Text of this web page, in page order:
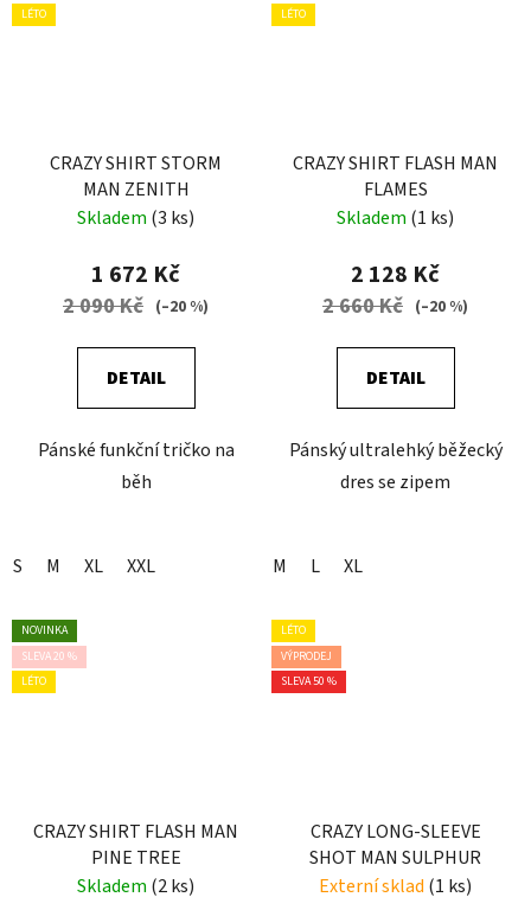
LÉTO
CRAZY SHIRT STORM
MAN ZENITH
Skladem (3 ks)
1 672 Kč
2 090 Kč (–20 %)
DETAIL
Pánské funkční tričko na
běh
S M XL XXL
LÉTO
CRAZY SHIRT FLASH MAN
FLAMES
Skladem (1 ks)
2 128 Kč
2 660 Kč (–20 %)
DETAIL
Pánský ultralehký běžecký
dres se zipem
M L XL
NOVINKA
SLEVA 20 %
LÉTO
CRAZY SHIRT FLASH MAN
PINE TREE
Skladem (2 ks)
LÉTO
VÝPRODEJ
SLEVA 50 %
CRAZY LONG-SLEEVE
SHOT MAN SULPHUR
Externí sklad (1 ks)